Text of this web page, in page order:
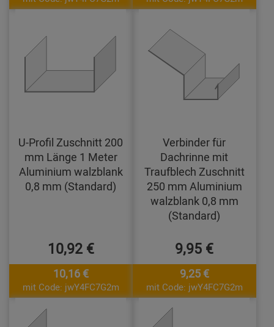
U-Profil Zuschnitt 200
mm Länge 1 Meter
Aluminium walzblank
0,8 mm (Standard)
10,92 €
10,16 €
mit Code: jwY4FC7G2m
Verbinder für
Dachrinne mit
Traufblech Zuschnitt
250 mm Aluminium
walzblank 0,8 mm
(Standard)
9,95 €
9,25 €
mit Code: jwY4FC7G2m